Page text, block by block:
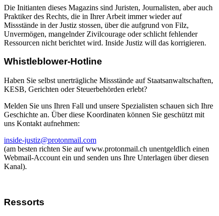
Die Initianten dieses Magazins sind Juristen, Journalisten, aber auch
Praktiker des Rechts, die in Ihrer Arbeit immer wieder auf
Missstände in der Justiz stossen, über die aufgrund von Filz,
Unvermögen, mangelnder Zivilcourage oder schlicht fehlender
Ressourcen nicht berichtet wird. Inside Justiz will das korrigieren.
Whistleblower-Hotline
Haben Sie selbst unerträgliche Missstände auf Staatsanwaltschaften,
KESB, Gerichten oder Steuerbehörden erlebt?
Melden Sie uns Ihren Fall und unsere Spezialisten schauen sich Ihre
Geschichte an. Über diese Koordinaten können Sie geschützt mit
uns Kontakt aufnehmen:
inside-justiz@protonmail.com
(am besten richten Sie auf www.protonmail.ch unentgeldlich einen
Webmail-Account ein und senden uns Ihre Unterlagen über diesen
Kanal).
Ressorts